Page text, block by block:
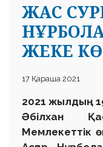
ЖАС
ЖЕКЕ
17 Қараша 2021
2021 жылдың
Әбілхан
Мемлекеттік